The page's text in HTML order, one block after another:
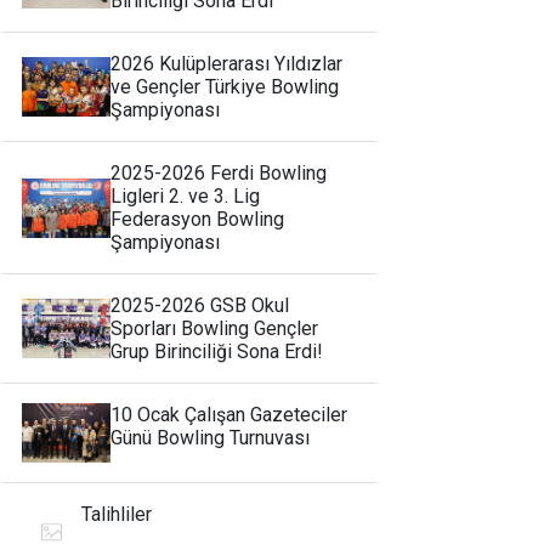
2026 Kulüplerarası Yıldızlar
ve Gençler Türkiye Bowling
Şampiyonası
2025-2026 Ferdi Bowling
Ligleri 2. ve 3. Lig
Federasyon Bowling
Şampiyonası
2025-2026 GSB Okul
Sporları Bowling Gençler
Grup Birinciliği Sona Erdi!
10 Ocak Çalışan Gazeteciler
Günü Bowling Turnuvası
Talihliler